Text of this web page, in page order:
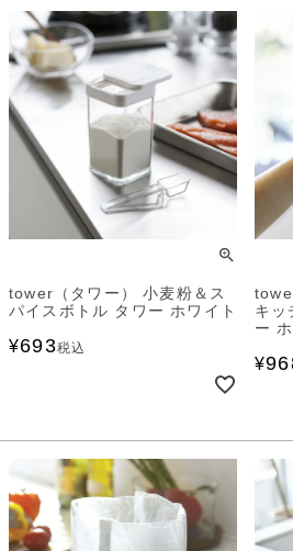
tower（タワー） 小麦粉＆ス
パイスボトル タワー ホワイト
¥693税込
キッ
ー
¥